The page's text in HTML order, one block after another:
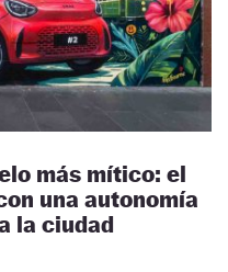
más mítico: el
una autonomía
la ciudad